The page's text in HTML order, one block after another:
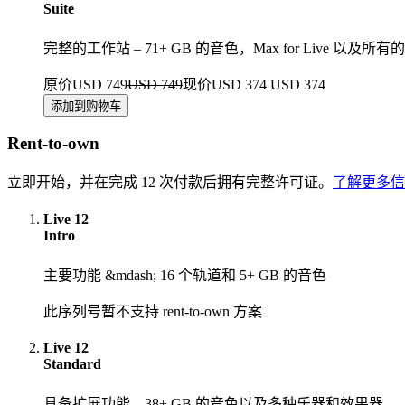
Suite
完整的工作站 – 71+ GB 的音色，Max for Live 以及所有
原价USD 749USD 749现价USD 374 USD 374
Rent-to-own
立即开始，并在完成 12 次付款后拥有完整许可证。 了解更多
Live 12
Intro
主要功能 &mdash; 16 个轨道和 5+ GB 的音色
此序列号暂不支持 rent-to-own 方案
Live 12
Standard